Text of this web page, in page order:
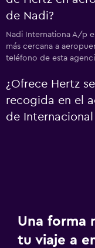
de Nadi?
Nadi Internationa A/p
más cercana a
teléfono de esta
¿Ofrece Hertz
recogida en el
de
Una forma
tu viaje a